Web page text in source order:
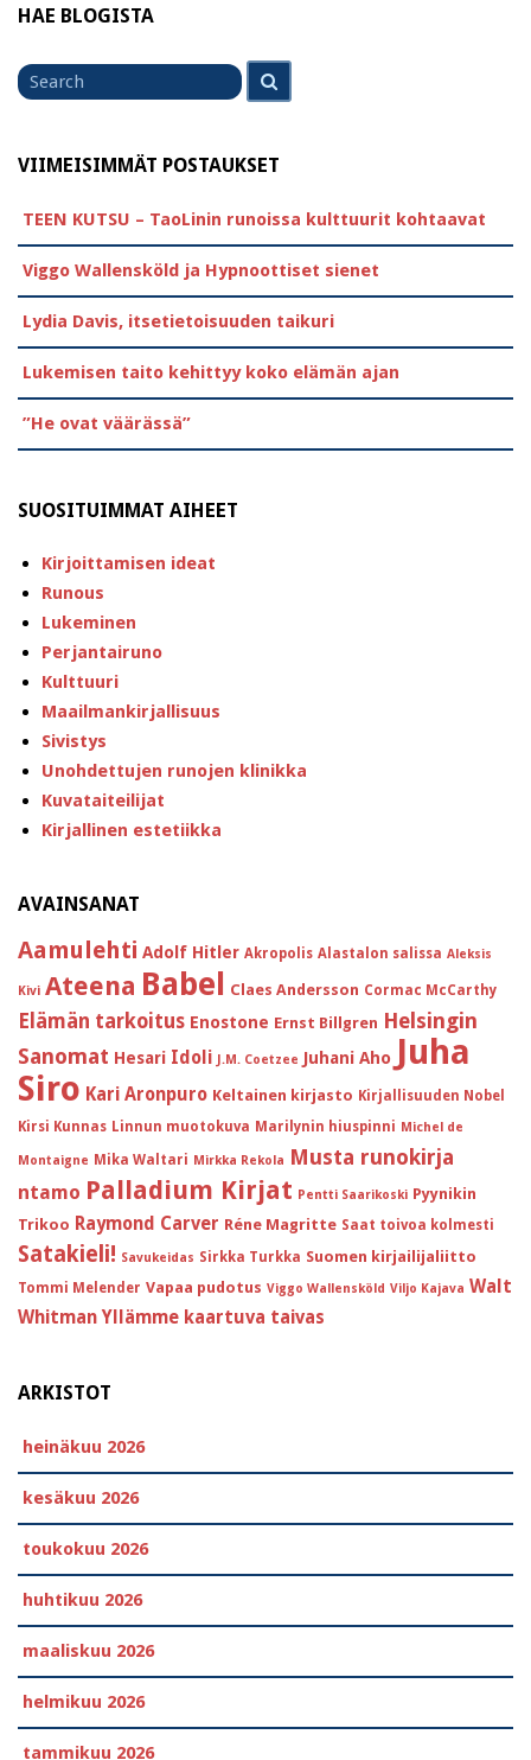
HAE BLOGISTA
Search
for
VIIMEISIMMÄT POSTAUKSET
TEEN KUTSU – TaoLinin runoissa kulttuurit kohtaavat
Viggo Wallensköld ja Hypnoottiset sienet
Lydia Davis, itsetietoisuuden taikuri
Lukemisen taito kehittyy koko elämän ajan
”He ovat väärässä”
SUOSITUIMMAT AIHEET
Kirjoittamisen ideat
Runous
Lukeminen
Perjantairuno
Kulttuuri
Maailmankirjallisuus
Sivistys
Unohdettujen runojen klinikka
Kuvataiteilijat
Kirjallinen estetiikka
AVAINSANAT
Aamulehti Adolf Hitler Akropolis Alastalon salissa Aleksis
Kivi Ateena Babel Claes Andersson Cormac McCarthy
Elämän tarkoitus Enostone Ernst Billgren Helsingin
Sanomat Hesari Idoli J.M. Coetzee Juhani Aho Juha
Siro Kari Aronpuro Keltainen kirjasto Kirjallisuuden Nobel
Kirsi Kunnas Linnun muotokuva Marilynin hiuspinni Michel de
Montaigne Mika Waltari Mirkka Rekola Musta runokirja
ntamo Palladium Kirjat Pentti Saarikoski Pyynikin
Trikoo Raymond Carver Réne Magritte Saat toivoa kolmesti
Satakieli! Savukeidas Sirkka Turkka Suomen kirjailijaliitto
Tommi Melender Vapaa pudotus Viggo Wallensköld Viljo Kajava Walt
Whitman Yllämme kaartuva taivas
ARKISTOT
heinäkuu 2026
kesäkuu 2026
toukokuu 2026
huhtikuu 2026
maaliskuu 2026
helmikuu 2026
tammikuu 2026